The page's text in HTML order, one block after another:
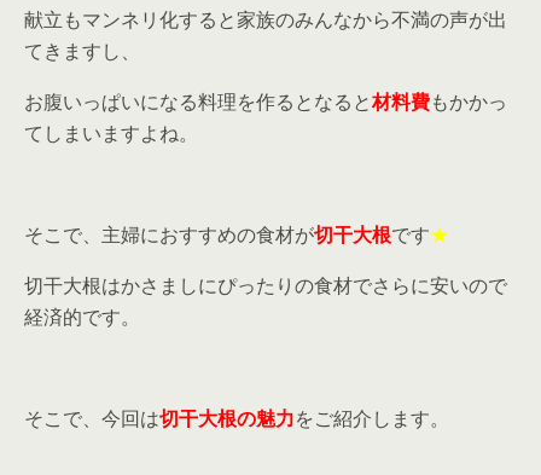
献立もマンネリ化すると家族のみんなから不満の声が出
てきますし、
お腹いっぱいになる料理を作るとなると材料費もかかっ
てしまいますよね。
そこで、主婦におすすめの食材が切干大根です★
切干大根はかさましにぴったりの食材でさらに安いので
経済的です。
そこで、今回は切干大根の魅力をご紹介します。